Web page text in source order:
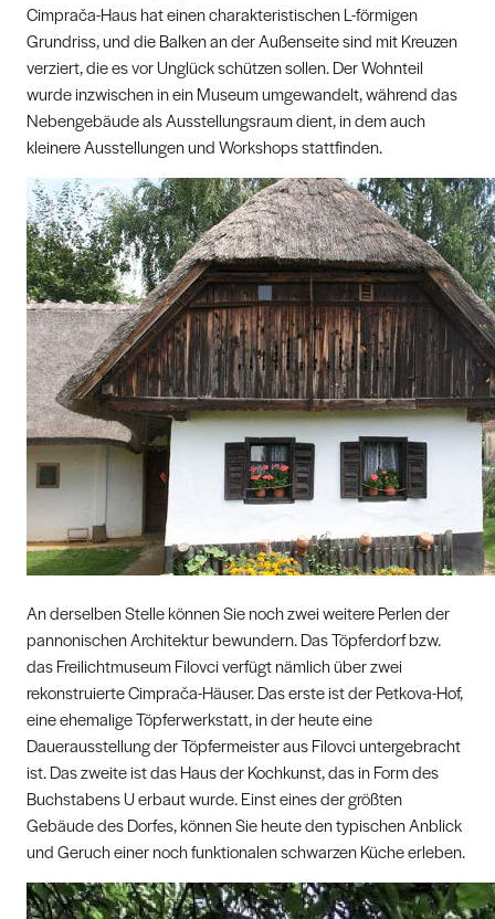
Cimprača-Haus hat einen charakteristischen L-förmigen
Grundriss, und die Balken an der Außenseite sind mit Kreuzen
verziert, die es vor Unglück schützen sollen. Der Wohnteil
wurde inzwischen in ein Museum umgewandelt, während das
Nebengebäude als Ausstellungsraum dient, in dem auch
kleinere Ausstellungen und Workshops stattfinden.
An derselben Stelle können Sie noch zwei weitere Perlen der
pannonischen Architektur bewundern. Das Töpferdorf bzw.
das Freilichtmuseum Filovci verfügt nämlich über zwei
rekonstruierte Cimprača-Häuser. Das erste ist der Petkova-Hof,
eine ehemalige Töpferwerkstatt, in der heute eine
Dauerausstellung der Töpfermeister aus Filovci untergebracht
ist. Das zweite ist das Haus der Kochkunst, das in Form des
Buchstabens U erbaut wurde. Einst eines der größten
Gebäude des Dorfes, können Sie heute den typischen Anblick
und Geruch einer noch funktionalen schwarzen Küche erleben.